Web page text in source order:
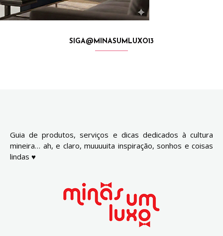
SIGA@MINASUMLUXO13
Guia de produtos, serviços e dicas dedicados à cultura
mineira… ah, e claro, muuuuita inspiração, sonhos e coisas
lindas ♥